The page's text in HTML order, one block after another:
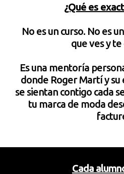
¿Qué es
No es un curso. No es
que ves y te
Es una mentoría
donde Roger Martí y
se sientan contigo cada
tu marca de moda
Cada